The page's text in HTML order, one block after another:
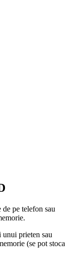
pe telefon sau
prieten sau
(se pot stoca